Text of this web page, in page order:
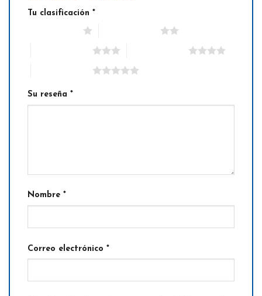
Tu clasificación *
Su reseña *
Nombre *
Correo electrónico *